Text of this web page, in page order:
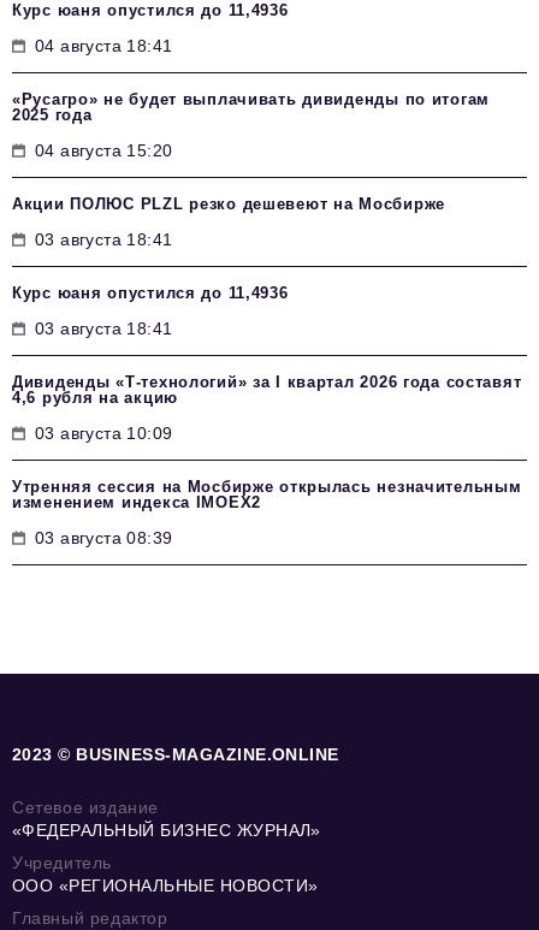
Курс юаня опустился до 11,4936
04 августа 18:41
«Русагро» не будет выплачивать дивиденды по итогам
2025 года
04 августа 15:20
Акции ПОЛЮС PLZL резко дешевеют на Мосбирже
03 августа 18:41
Курс юаня опустился до 11,4936
03 августа 18:41
Дивиденды «Т-технологий» за I квартал 2026 года составят
4,6 рубля на акцию
03 августа 10:09
Утренняя сессия на Мосбирже открылась незначительным
изменением индекса IMOEX2
03 августа 08:39
2023 © BUSINESS-MAGAZINE.ONLINE
Сетевое издание
«ФЕДЕРАЛЬНЫЙ БИЗНЕС ЖУРНАЛ»
Учредитель
ООО «РЕГИОНАЛЬНЫЕ НОВОСТИ»
Главный редактор